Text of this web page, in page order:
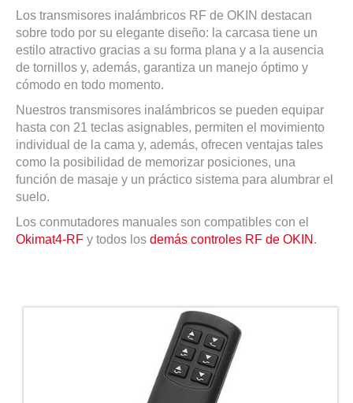
Los transmisores inalámbricos RF de OKIN destacan
sobre todo por su elegante diseño: la carcasa tiene un
estilo atractivo gracias a su forma plana y a la ausencia
de tornillos y, además, garantiza un manejo óptimo y
cómodo en todo momento.
Nuestros transmisores inalámbricos se pueden equipar
hasta con 21 teclas asignables, permiten el movimiento
individual de la cama y, además, ofrecen ventajas tales
como la posibilidad de memorizar posiciones, una
función de masaje y un práctico sistema para alumbrar el
suelo.
Los conmutadores manuales son compatibles con el
Okimat4-RF y todos los demás controles RF de OKIN .